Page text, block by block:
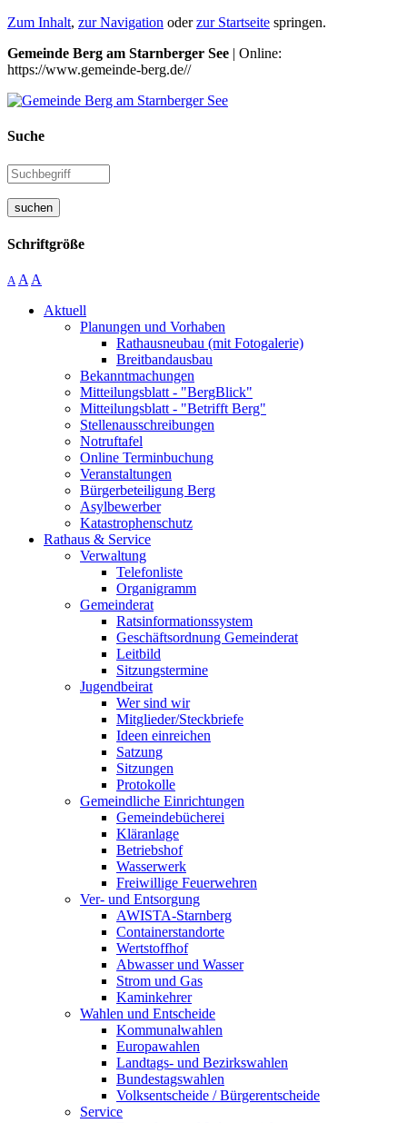
Zum Inhalt, zur Navigation oderzur Startseite springen.
Gemeinde Berg am Starnberger See | Online:
https://www.gemeinde-berg.de//
Suche
suchen
Schriftgröße
A A A
Aktuell
Planungen und Vorhaben
Rathausneubau (mit Fotogalerie)
Breitbandausbau
Bekanntmachungen
Mitteilungsblatt - "BergBlick"
Mitteilungsblatt - "Betrifft Berg"
Stellenausschreibungen
Notruftafel
Online Terminbuchung
Veranstaltungen
Bürgerbeteiligung Berg
Asylbewerber
Katastrophenschutz
Rathaus & Service
Verwaltung
Telefonliste
Organigramm
Gemeinderat
Ratsinformationssystem
Geschäftsordnung Gemeinderat
Leitbild
Sitzungstermine
Jugendbeirat
Wer sind wir
Mitglieder/Steckbriefe
Ideen einreichen
Satzung
Sitzungen
Protokolle
Gemeindliche Einrichtungen
Gemeindebücherei
Kläranlage
Betriebshof
Wasserwerk
Freiwillige Feuerwehren
Ver- und Entsorgung
AWISTA-Starnberg
Containerstandorte
Wertstoffhof
Abwasser und Wasser
Strom und Gas
Kaminkehrer
Wahlen und Entscheide
Kommunalwahlen
Europawahlen
Landtags- und Bezirkswahlen
Bundestagswahlen
Volksentscheide / Bürgerentscheide
Service